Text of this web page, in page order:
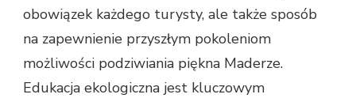
obowiązek każdego turysty, ale także sposób
na zapewnienie przyszłym pokoleniom
możliwości podziwiania piękna Maderze.
Edukacja ekologiczna jest kluczowym